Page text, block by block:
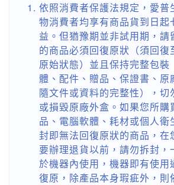
依照消費者保護法規定，愛普
物消費者均享有商品貨到日起
益。但猶豫期並非試用期，請
的商品必須回復原狀（須回復
原始狀態）並且保持完整包裝
體、配件、贈品、保證書、原
隨文件或資料的完整性），切
或損毀原廠外盒。如果您所購
品、電腦軟體、耗材或個人衛
封即無法回復原狀的商品，在
要辦理退貨以前，請勿拆封，
於機器內使用，機器即有使用
復原，除產品本身瑕疵外，則